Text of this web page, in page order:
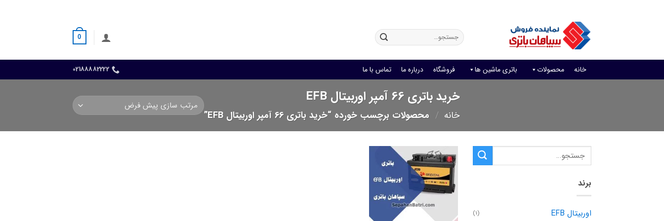
جستجو
برای:
0
خانه محصولات باتری ماشین ها فروشگاه درباره ما تماس با ما 02188882222
خرید باتری 66 آمپر اوربیتال EFB
خانه / محصولات برچسب خورده “خرید باتری 66 آمپر اوربیتال EFB”
برند
اوربیتال EFB (1)